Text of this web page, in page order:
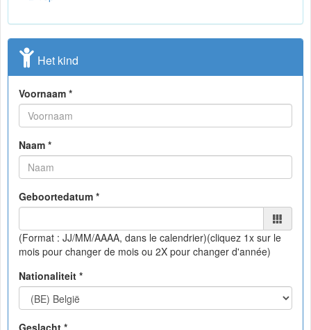
Het kind
Voornaam *
Naam *
Geboortedatum *
(Format : JJ/MM/AAAA, dans le calendrier)(cliquez 1x sur le
mois pour changer de mois ou 2X pour changer d'année)
Nationaliteit *
Geslacht *